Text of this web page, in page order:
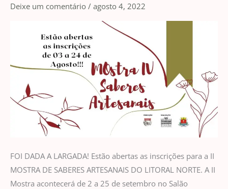
Deixe um comentário / agosto 4, 2022
FOI DADA A LARGADA! Estão abertas as inscrições para a II
MOSTRA DE SABERES ARTESANAIS DO LITORAL NORTE. A II
Mostra acontecerá de 2 a 25 de setembro no Salão